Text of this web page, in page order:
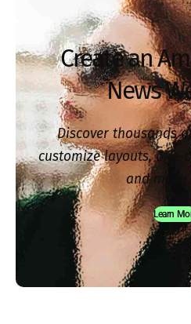
Create an
News
Discover thousands
customize layouts,
and much
Learn